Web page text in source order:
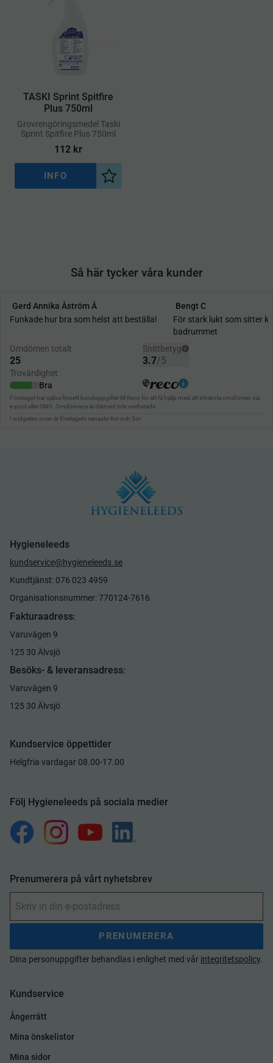
TASKI Sprint Spitfire
Plus 750ml
Grovrengöringsmedel Taski
Sprint Spitfire Plus 750ml
112 kr
Lägg till i önskelista
INFO
Så här tycker våra kunder
Hygieneleeds
kundservice@hygieneleeds.se
Kundtjänst: 076 023 4959
Organisationsnummer: 770124-7616
Fakturaadress:
Varuvägen 9
125 30 Älvsjö
Besöks- & leveransadress:
Varuvägen 9
125 30 Älvsjö
Kundservice öppettider
Helgfria vardagar 08.00-17.00
Följ Hygieneleeds på sociala medier
Prenumerera på vårt nyhetsbrev
PRENUMERERA
Dina personuppgifter behandlas i enlighet med vår integritetspolicy.
Kundservice
Ångerrätt
Mina önskelistor
Mina sidor